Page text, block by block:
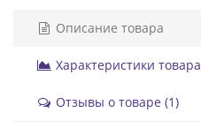
Описание товара
Характеристики товара
Отзывы о товаре (1)